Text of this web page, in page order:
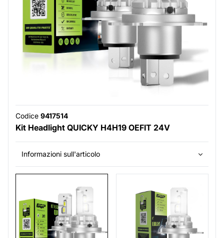
Codice 9417514
Kit Headlight QUICKY H4H19 OEFIT 24V
Informazioni sull'articolo